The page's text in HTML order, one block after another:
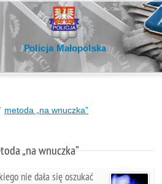
Policja Małopolska
metoda „na wnuczka”
„na wnuczka”
nie dała się oszukać